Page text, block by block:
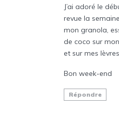
J’ai adoré le
revue la
mon granola,
de coco sur
et sur mes
Bon week-end
Répondre